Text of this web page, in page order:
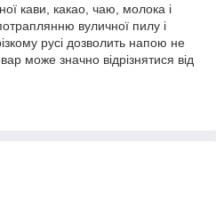
кави, какао, чаю, молока і
вуличної пилу і
русі дозволить напою не
може значно відрізнятися від